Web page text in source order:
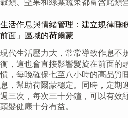
生活作息與情緒管理：建立規律睡
前面」區域的荷爾蒙
現代生活壓力大，常常導致作息不
衡，這也會直接影響髮旋在前面的
慣，每晚確保七至八小時的高品質
息，幫助荷爾蒙穩定。同時，定期
週三次，每次三十分鐘，可以有效
頭髮健康十分有益。